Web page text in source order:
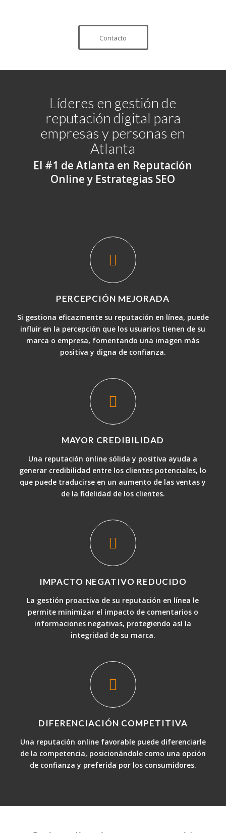
Contacto
Líderes en gestión de
reputación digital para
empresas y personas en
Atlanta
El #1 de Atlanta en Reputación
Online y Estrategias SEO
PERCEPCIÓN MEJORADA
Si gestiona eficazmente su reputación en línea, puede
influir en la percepción que los usuarios tienen de su
marca o empresa, fomentando una imagen más
positiva y digna de confianza.
MAYOR CREDIBILIDAD
Una reputación online sólida y positiva ayuda a
generar credibilidad entre los clientes potenciales, lo
que puede traducirse en un aumento de las ventas y
de la fidelidad de los clientes.
IMPACTO NEGATIVO REDUCIDO
La gestión proactiva de su reputación en línea le
permite minimizar el impacto de comentarios o
informaciones negativas, protegiendo así la
integridad de su marca.
DIFERENCIACIÓN COMPETITIVA
Una reputación online favorable puede diferenciarle
de la competencia, posicionándole como una opción
de confianza y preferida por los consumidores.